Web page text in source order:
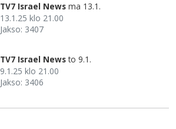
TV7 Israel News ma 13.1.
13.1.25 klo 21.00
Jakso: 3407
TV7 Israel News to 9.1.
9.1.25 klo 21.00
Jakso: 3406